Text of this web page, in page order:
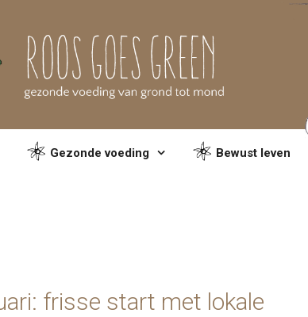
Gezonde voeding Bewust leven
frisse start met lokale